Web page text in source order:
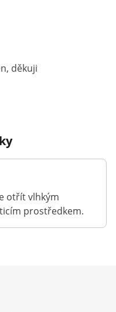
děkuji
otřít vlhkým
prostředkem.